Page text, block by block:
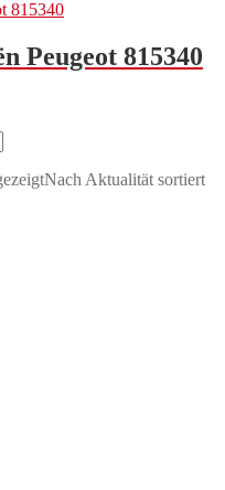
Peugeot 815340
Nach Aktualität sortiert